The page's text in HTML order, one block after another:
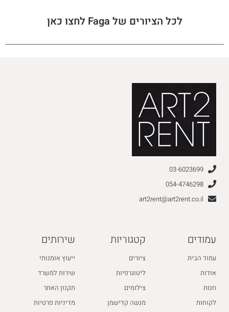
לכל הציורים של Faga לחצו כאן
03-6023699
054-4746298
art2rent@art2rent.co.il
עמודים
עמוד הבית
אודות
חנות
לקוחות
קטגוריות
ציורים
ליטוגרפיות
צילומים
מנשה קדישמן
שירותים
ייעוץ אומנותי
שירות למשרד
תקנון האתר
מדיניות פרטיות